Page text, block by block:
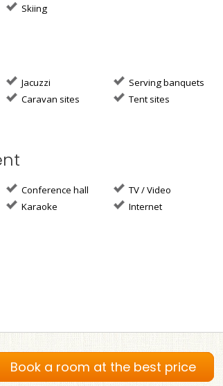
Skiing
Jacuzzi
Serving banquets
Caravan sites
Tent sites
Conference hall
TV / Video
Karaoke
Internet
Book a room at the best price